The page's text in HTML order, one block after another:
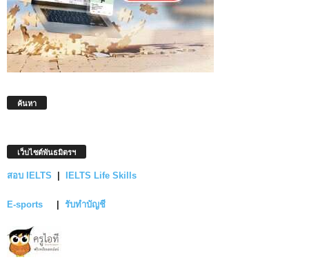
ค้นหา
เว็บไซต์พันธมิตรฯ
สอบ IELTS IELTS Life Skills
E-sports รับทำบัญชี